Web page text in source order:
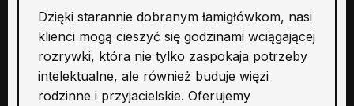
Dzięki starannie dobranym łamigłówkom, nasi
klienci mogą cieszyć się godzinami wciągającej
rozrywki, która nie tylko zaspokaja potrzeby
intelektualne, ale również buduje więzi
rodzinne i przyjacielskie. Oferujemy